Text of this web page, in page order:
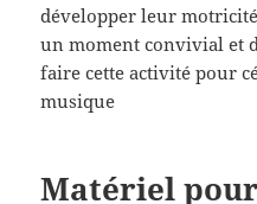
développer leur
un moment convivial et
faire cette activité pour
musique
Matériel